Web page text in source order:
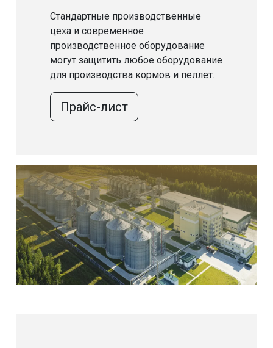
Стандартные производственные
цеха и современное
производственное оборудование
могут защитить любое оборудование
для производства кормов и пеллет.
Прайс-лист